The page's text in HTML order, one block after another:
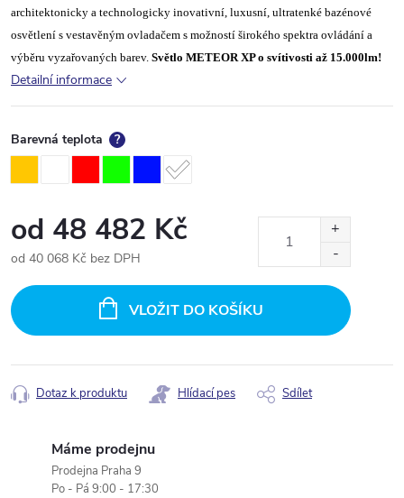
architektonicky a technologicky inovativní, luxusní, ultratenké bazénové
osvětlení s vestavěným ovladačem s možností širokého spektra ovládání a
výběru vyzařovaných barev. Světlo METEOR XP o svítivosti až 15.000lm!
Detailní informace
Barevná teplota ?
od 48 482 Kč
od 40 068 Kč bez DPH
cena:
VLOŽIT DO KOŠÍKU
Dotaz k produktu Hlídací pes Sdílet
Máme prodejnu
Prodejna Praha 9
Po - Pá 9:00 - 17:30